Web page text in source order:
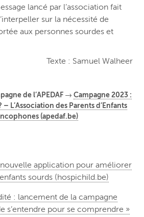
lancé par l’association fait
sur la nécessité de
aux personnes sourdes et
Texte : Samuel Walheer
de l’APEDAF →Campagne 2023 :
L’Association des Parents d’Enfants
(apedaf.be)
nouvelle application pour améliorer
sourds (hospichild.be)
: lancement de la campagne
s’entendre pour se comprendre »